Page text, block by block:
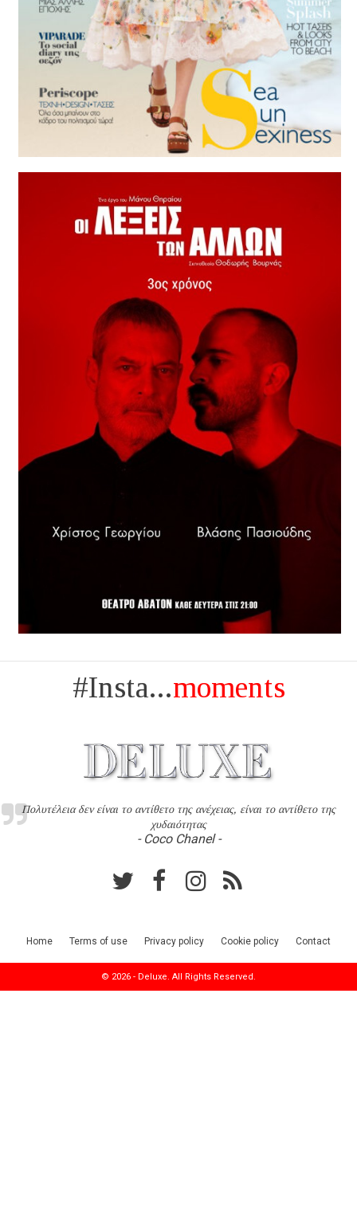
#Insta...moments
Πολυτέλεια δεν είναι το αντίθετο της ανέχειας, είναι το αντίθετο της
χυδαιότητας
- Coco Chanel -
Home Terms of use Privacy policy Cookie policy Contact
© 2026 - Deluxe. All Rights Reserved.